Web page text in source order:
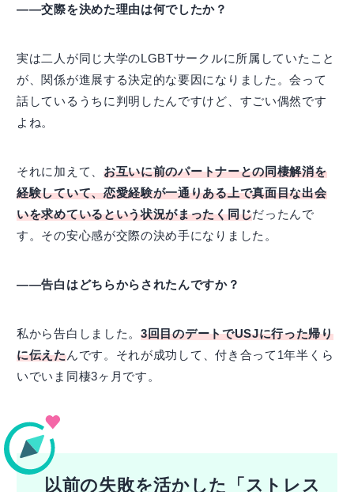
――交際を決めた理由は何でしたか？
実は二人が同じ大学のLGBTサークルに所属していたこと
が、関係が進展する決定的な要因になりました。会って
話しているうちに判明したんですけど、すごい偶然です
よね。
それに加えて、 お互いに前のパートナーとの同棲解消を
経験していて、恋愛経験が一通りある上で真面目な出会
いを求めているという状況がまったく同じだったんで
す。その安心感が交際の決め手になりました。
――告白はどちらからされたんですか？
私から告白しました。 3回目のデートでUSJに行った帰り
に伝えたんです。それが成功して、付き合って1年半くら
いでいま同棲3ヶ月です。
以前の失敗を活かした「ストレス